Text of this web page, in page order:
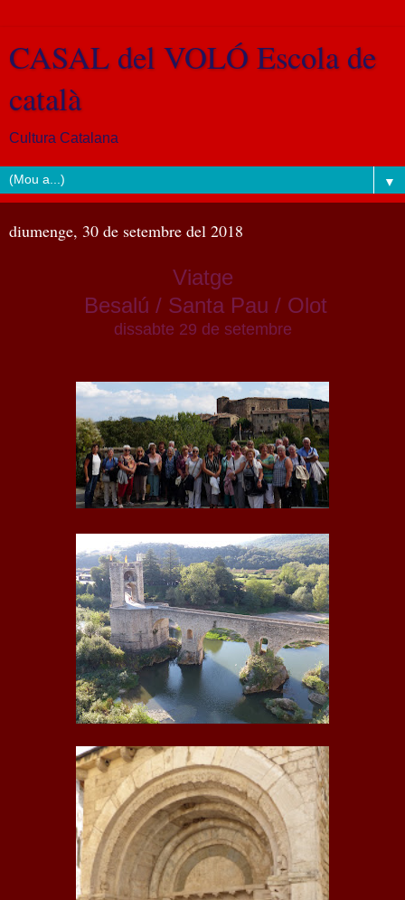
CASAL del VOLÓ Escola de
català
Cultura Catalana
▼
diumenge, 30 de setembre del 2018
Viatge
Besalú / Santa Pau / Olot
dissabte 29 de setembre